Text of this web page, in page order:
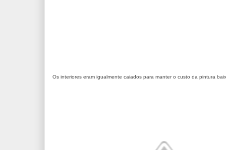
Os interiores eram igualmente caiados para manter o custo da pintura